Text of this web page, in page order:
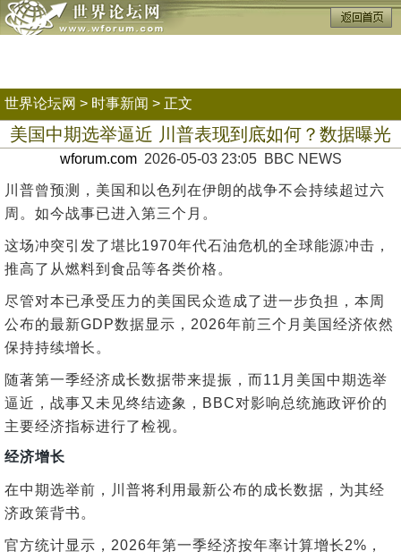
世界论坛网 > 时事新闻 > 正文
美国中期选举逼近 川普表现到底如何？数据曝光
wforum.com2026-05-03 23:05 BBC NEWS
川普曾预测，美国和以色列在伊朗的战争不会持续超过六
周。如今战事已进入第三个月。
这场冲突引发了堪比1970年代石油危机的全球能源冲击，
推高了从燃料到食品等各类价格。
尽管对本已承受压力的美国民众造成了进一步负担，本周
公布的最新GDP数据显示，2026年前三个月美国经济依然
保持持续增长。
随著第一季经济成长数据带来提振，而11月美国中期选举
逼近，战事又未见终结迹象，BBC对影响总统施政评价的
主要经济指标进行了检视。
经济增长
在中期选举前，川普将利用最新公布的成长数据，为其经
济政策背书。
官方统计显示，2026年第一季经济按年率计算增长2%，